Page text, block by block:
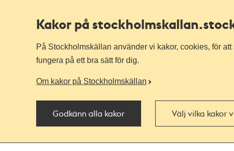
Kakor på stockholmskallan
På Stockholmskällan använder vi kakor, cookies, för
fungera på ett bra sätt för dig.
Om kakor på Stockholmskällan
Godkänn alla kakor Välj vilka kakor